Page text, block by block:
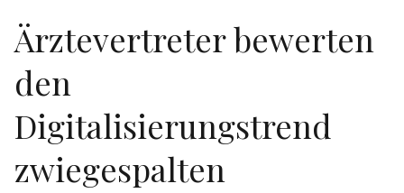
Ärztevertreter bewerten
den
Digitalisierungstrend
zwiegespalten